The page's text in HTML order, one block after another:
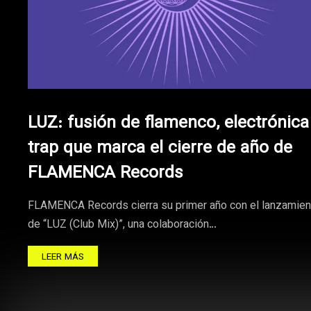
LUZ: fusión de flamenco,
trap que marca el cierre de año de
FLAMENCA Records
FLAMENCA Records cierra su primer año con el
de “LUZ (Club Mix)”, una colaboración…
LEER MÁS